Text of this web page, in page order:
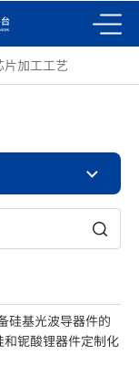
片加工工艺
硅基光波导器件的
铌酸锂器件定制化